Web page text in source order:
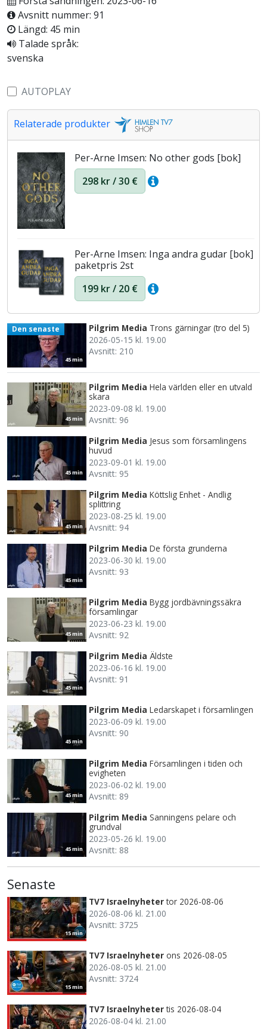
Avsnitt nummer: 91
Längd: 45 min
Talade språk:
svenska
AUTOPLAY
Relaterade produkter
Per-Arne Imsen: No other gods [bok]
298 kr / 30 €
Per-Arne Imsen: Inga andra gudar [bok]
paketpris 2st
199 kr / 20 €
45 min
Den senaste Pilgrim Media Trons gärningar (tro del 5)
2026-05-15 kl. 19.00
Avsnitt: 210
45 min
Pilgrim Media Hela världen eller en utvald
skara
2023-09-08 kl. 19.00
Avsnitt: 96
45 min
Pilgrim Media Jesus som församlingens
huvud
2023-09-01 kl. 19.00
Avsnitt: 95
45 min
Pilgrim Media Köttslig Enhet - Andlig
splittring
2023-08-25 kl. 19.00
Avsnitt: 94
45 min
Pilgrim Media De första grunderna
2023-06-30 kl. 19.00
Avsnitt: 93
45 min
Pilgrim Media Bygg jordbävningssäkra
församlingar
2023-06-23 kl. 19.00
Avsnitt: 92
45 min
Pilgrim Media Äldste
2023-06-16 kl. 19.00
Avsnitt: 91
45 min
Pilgrim Media Ledarskapet i församlingen
2023-06-09 kl. 19.00
Avsnitt: 90
45 min
Pilgrim Media Församlingen i tiden och
evigheten
2023-06-02 kl. 19.00
Avsnitt: 89
45 min
Pilgrim Media Sanningens pelare och
grundval
2023-05-26 kl. 19.00
Avsnitt: 88
Senaste
15 min
TV7 Israelnyheter tor 2026-08-06
2026-08-06 kl. 21.00
Avsnitt: 3725
15 min
TV7 Israelnyheter ons 2026-08-05
2026-08-05 kl. 21.00
Avsnitt: 3724
TV7 Israelnyheter tis 2026-08-04
2026-08-04 kl. 21.00